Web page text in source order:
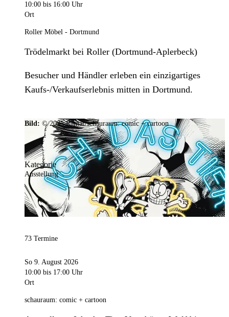
10:00 bis 16:00 Uhr
Ort
Roller Möbel - Dortmund
Trödelmarkt bei Roller (Dortmund-Aplerbeck)
Besucher und Händler erleben ein einzigartiges
Kaufs-/Verkaufserlebnis mitten in Dortmund.
Bild: © 2025 Ramar/schauraum: comic + cartoon
Kategorie
Ausstellung
73 Termine
So 9. August 2026
10:00 bis 17:00 Uhr
Ort
schauraum: comic + cartoon